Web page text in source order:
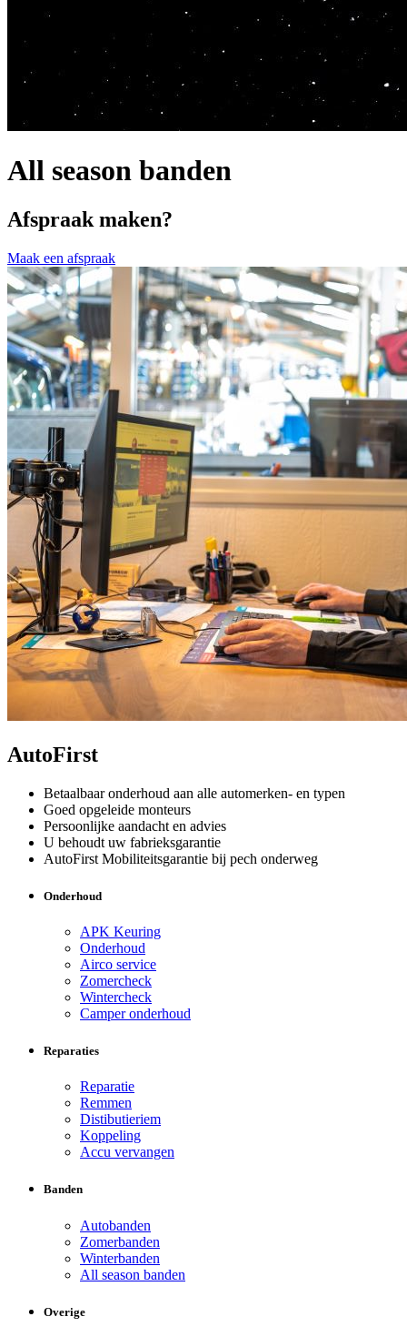
All season banden
Afspraak maken?
Maak een afspraak
AutoFirst
Betaalbaar onderhoud aan alle automerken- en typen
Goed opgeleide monteurs
Persoonlijke aandacht en advies
U behoudt uw fabrieksgarantie
AutoFirst Mobiliteitsgarantie bij pech onderweg
Onderhoud
APK Keuring
Onderhoud
Airco service
Zomercheck
Wintercheck
Camper onderhoud
Reparaties
Reparatie
Remmen
Distibutieriem
Koppeling
Accu vervangen
Banden
Autobanden
Zomerbanden
Winterbanden
All season banden
Overige